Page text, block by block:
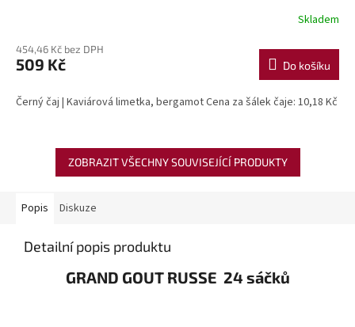
Skladem
454,46 Kč bez DPH
509 Kč Do košíku
Černý čaj | Kaviárová limetka, bergamot Cena za šálek čaje: 10,18 Kč
ZOBRAZIT VŠECHNY SOUVISEJÍCÍ PRODUKTY
Popis Diskuze
Detailní popis produktu
GRAND GOUT RUSSE 24 sáčků